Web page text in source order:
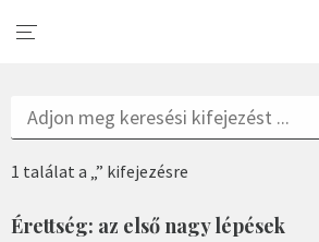
1 találat a „” kifejezésre
Érettség: az első nagy lépések